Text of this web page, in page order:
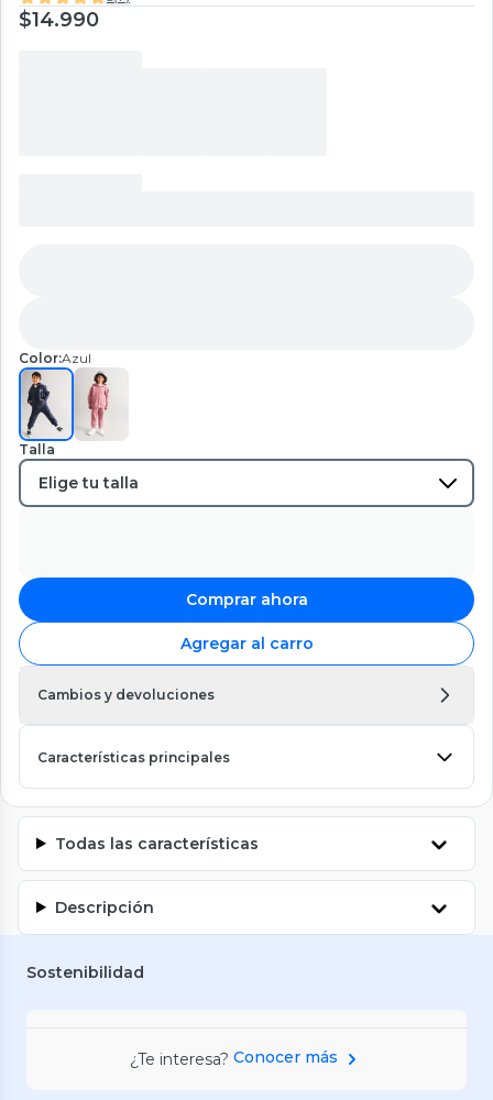
$14.990
Color:Azul
Talla
Comprar ahora
Agregar al carro
Cambios y devoluciones
Características principales
Todas las características
Descripción
Sostenibilidad
¿Te interesa? Conocer más